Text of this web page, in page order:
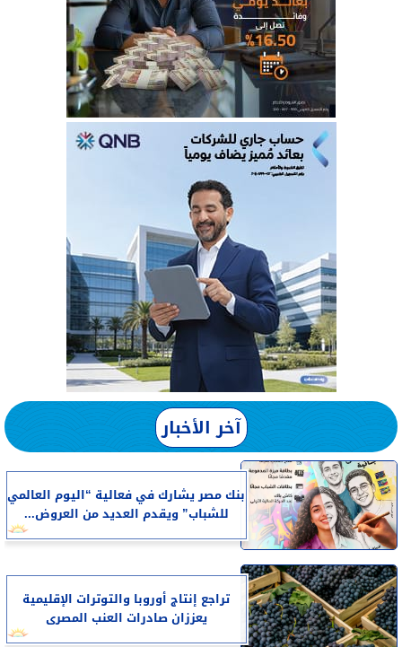
آخر الأخبار
بنك مصر يشارك في فعالية “اليوم العالمي
للشباب” ويقدم العديد من العروض...
تراجع إنتاج أوروبا والتوترات الإقليمية
يعززان صادرات العنب المصرى